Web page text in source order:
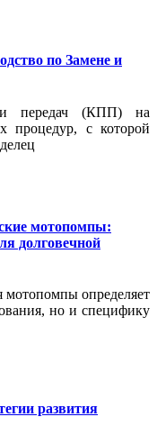
по Замене и
передач (КПП) на
процедур, с которой
мотопомпы:
долговечной
мотопомпы определяет
но и специфику
развития